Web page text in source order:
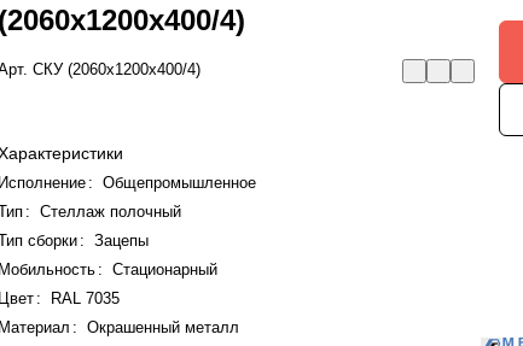
(2060x1200x400/4)
СКУ (2060x1200x400/4)
Исполнение :
Общепромышленное
:
Стеллаж полочный
сборки:
Зацепы
Мобильность :
Стационарный
Цвет :
RAL 7035
Материал :
Окрашенный металл